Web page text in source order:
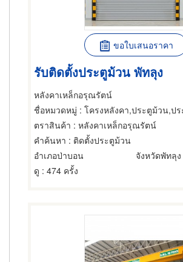
ขอใบเสนอราคา
รับติดตั้งประตูม้วน พัทลุง
หลังคาเหล็กอรุณรัตน์
ชื่อหมวดหมู่ : โครงหลังคา,ประตูม้วน,ประตู
ตราสินค้า : หลังคาเหล็กอรุณรัตน์
คำค้นหา : ติดตั้งประตูม้วน
อำเภอป่าบอน
จังหวัดพัทลุง
ดู : 474 ครั้ง